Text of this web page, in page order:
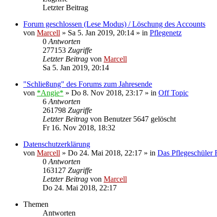
Letzter Beitrag
Forum geschlossen (Lese Modus) / Löschung des Accounts
von Marcell » Sa 5. Jan 2019, 20:14 » in Pflegenetz
0 Antworten
277153 Zugriffe
Letzter Beitrag von Marcell
Sa 5. Jan 2019, 20:14
"Schließung" des Forums zum Jahresende
von *Angie* » Do 8. Nov 2018, 23:17 » in Off Topic
6 Antworten
261798 Zugriffe
Letzter Beitrag von Benutzer 5647 gelöscht
Fr 16. Nov 2018, 18:32
Datenschutzerklärung
von Marcell » Do 24. Mai 2018, 22:17 » in Das Pflegeschüler
0 Antworten
163127 Zugriffe
Letzter Beitrag von Marcell
Do 24. Mai 2018, 22:17
Themen
Antworten